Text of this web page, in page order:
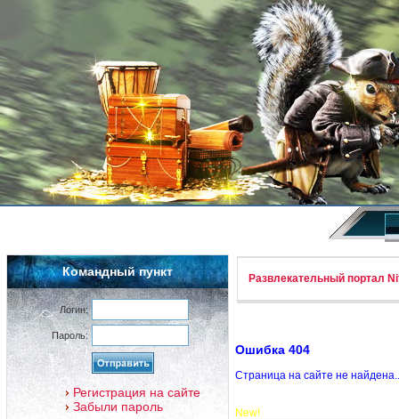
Командный пункт
Логин:
Пароль:
Регистрация на сайте
Забыли пароль
Развлекательный портал
Ошибка 404
Страница на сайте не
New!